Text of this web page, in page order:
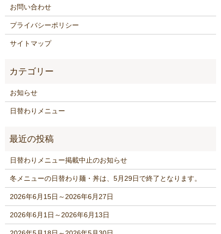
お問い合わせ
プライバシーポリシー
サイトマップ
お知らせ
日替わりメニュー
日替わりメニュー掲載中止のお知らせ
冬メニューの日替わり麺・丼は、5月29日で終了となります。
2026年6月15日～2026年6月27日
2026年6月1日～2026年6月13日